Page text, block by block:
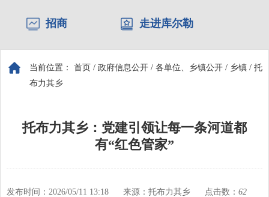
招商 走进库尔勒
当前位置： 首页 / 政府信息公开 / 各单位、乡镇公开 / 乡镇 / 托
布力其乡
托布力其乡：党建引领让每一条河道都
有“红色管家”
发布时间：2026/05/11 13:18 来源：托布力其乡 点击数： 62